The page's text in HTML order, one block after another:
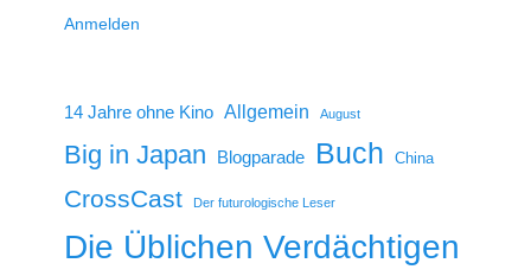
Anmelden
14 Jahre ohne Kino Allgemein August
Big in Japan Blogparade Buch China
CrossCast Der futurologische Leser
Die Üblichen Verdächtigen